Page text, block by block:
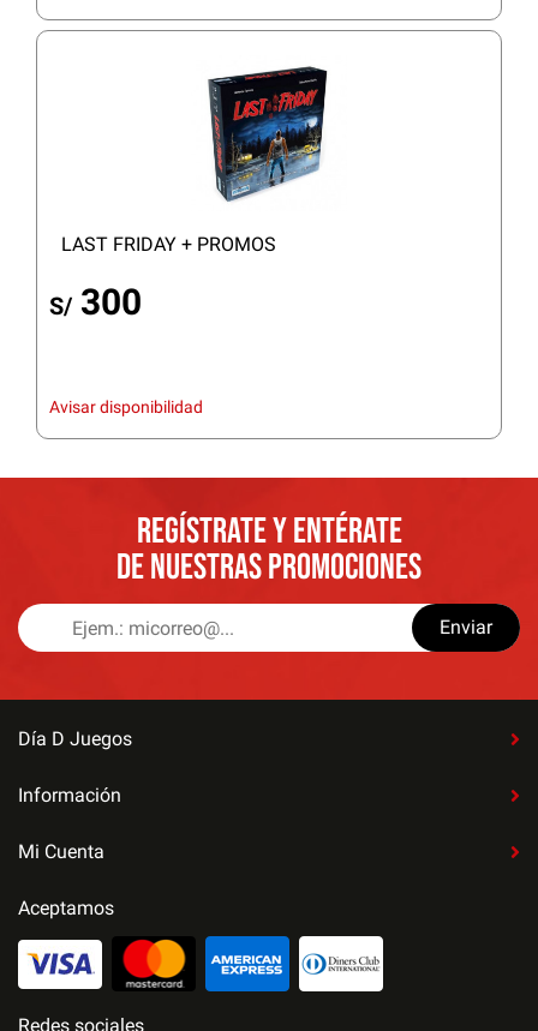
LAST FRIDAY + PROMOS
S/ 300
Avisar disponibilidad
REGÍSTRATE Y ENTÉRATE
DE NUESTRAS PROMOCIONES
Enviar
Día D Juegos
Información
Mi Cuenta
Aceptamos
Redes sociales